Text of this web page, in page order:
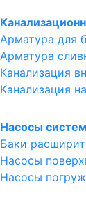
Арматура для
Арматура
Канализация
Канализация
Насосы
Баки
Насосы
Насосы